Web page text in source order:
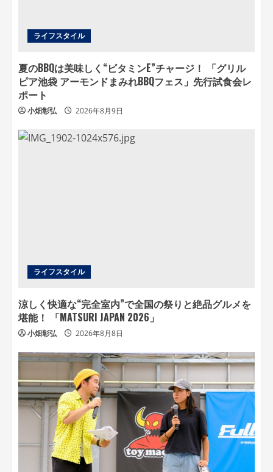
ライフスタイル
夏のBBQは美味しく“ビタミンE”チャージ！ 「グリル
ピア池袋 アーモンドまみれBBQフェス」先行試食会レ
ポート
小畑彰弘 2026年8月9日
ライフスタイル
涼しく快適な“完全室内”で全国の祭りと絶品グルメを
堪能！ 「MATSURI JAPAN 2026」
小畑彰弘 2026年8月8日